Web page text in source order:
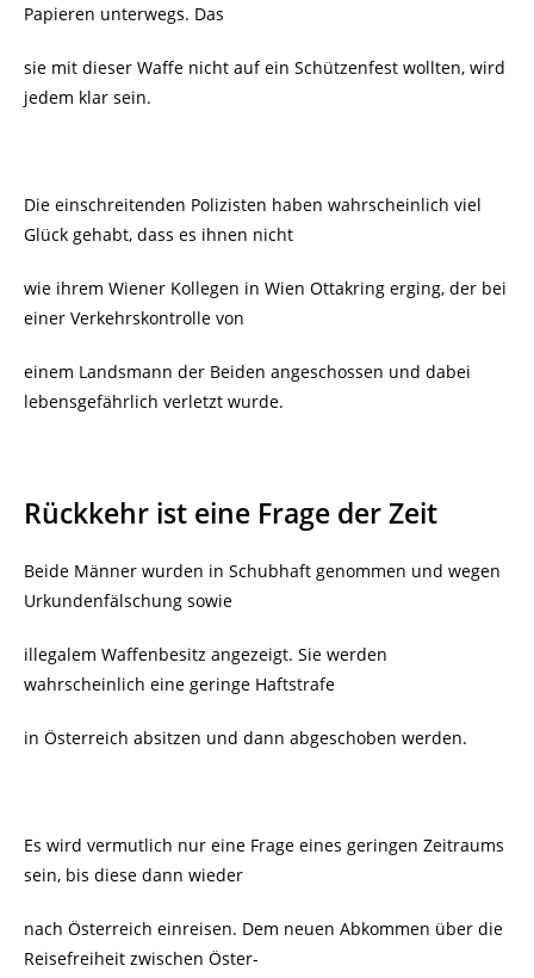
Papieren unterwegs. Das
sie mit dieser Waffe nicht auf ein Schützenfest wollten, wird
jedem klar sein.
Die einschreitenden Polizisten haben wahrscheinlich viel
Glück gehabt, dass es ihnen nicht
wie ihrem Wiener Kollegen in Wien Ottakring erging, der bei
einer Verkehrskontrolle von
einem Landsmann der Beiden angeschossen und dabei
lebensgefährlich verletzt wurde.
Rückkehr ist eine Frage der Zeit
Beide Männer wurden in Schubhaft genommen und wegen
Urkundenfälschung sowie
illegalem Waffenbesitz angezeigt. Sie werden
wahrscheinlich eine geringe Haftstrafe
in Österreich absitzen und dann abgeschoben werden.
Es wird vermutlich nur eine Frage eines geringen Zeitraums
sein, bis diese dann wieder
nach Österreich einreisen. Dem neuen Abkommen über die
Reisefreiheit zwischen Öster-